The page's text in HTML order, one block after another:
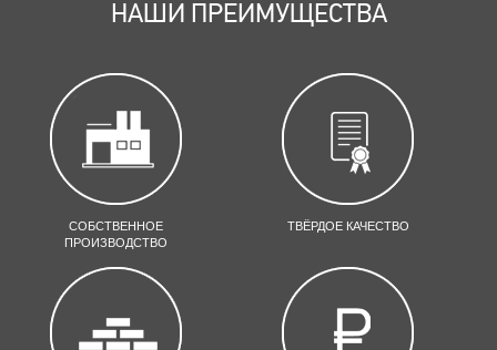
НАШИ ПРЕИМУЩЕСТВА
СОБСТВЕННОЕ
ПРОИЗВОДСТВО
ТВЁРДОЕ КАЧЕСТВО